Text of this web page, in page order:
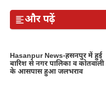
और पढ़ें
Hasanpur News-हसनपुर में हुई
बारिश से नगर पालिका व कोतवाली
के आसपास हुआ जलभराव